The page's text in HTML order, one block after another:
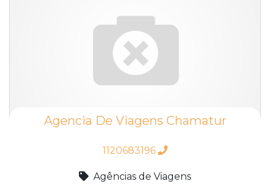
Agencia De Viagens Chamatur
1120683196
Agências de Viagens